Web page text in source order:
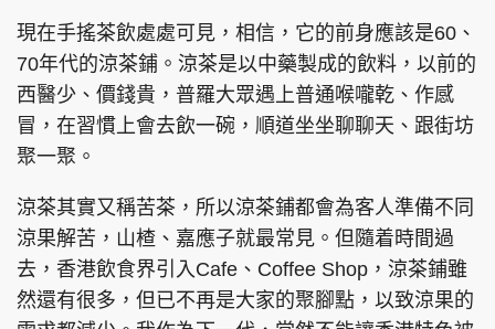
頭條日報 星島環球 The Standard
親子王 Oh!爸媽 JobMarket
現在手搖茶飲處處可見，相信，它的前身應該是60、
70年代的涼茶鋪。涼茶是以中藥製成的飲料，以前的
西醫少、價錢貴，普羅大眾遇上普通喉嚨乾、作感
冒，在習慣上會去飲一碗，順道坐坐聊聊天、跟街坊
聚一聚。
涼茶其實又稱苦茶，所以涼茶鋪都會為客人準備不同
涼果解苦，山楂、嘉應子就最常見。但隨着時間過
去，香港飲食界引入Cafe、Coffee Shop，涼茶鋪雖
然還有很多，但已不再是大家的聚腳點，以致涼果的